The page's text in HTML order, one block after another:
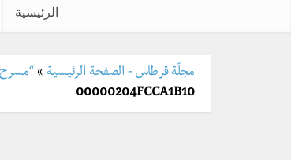
الرئيسية
مجلّة قرطاس - الصفحة الرئيسية » “مسرح
00000204FCCA1B10